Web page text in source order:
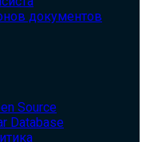
документов
Source
Database